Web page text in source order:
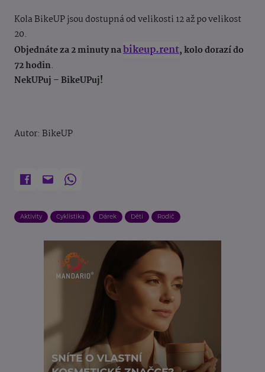
Kola BikeUP jsou dostupná od velikosti 12 až po velikost
20.
Objednáte za 2 minuty nabikeup.rent, kolo dorazí do
72 hodin.
NekUPuj – BikeUPuj!
Autor: BikeUP
Aktivity Cyklistika Dárek Děti Rodič